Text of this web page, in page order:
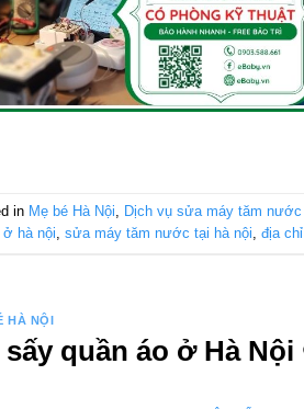
in Mẹ bé Hà Nội, Dịch vụ sửa máy tăm nước
hà nội, sửa máy tăm nước tại hà nội, địa
HÀ NỘI
sấy quần áo ở Hà